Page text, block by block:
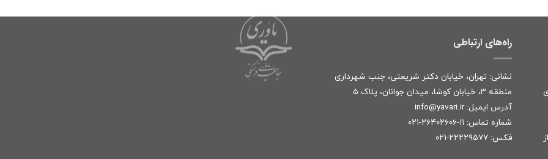
راه‌های ارتباطی
نشانی: تهران، خیابان دکتر شریعتی، جنب شهرداری
منطقه ۳، خیابان کوشا، میدان جوانان، پلاک ۵
آدرس ایمیل: info@yavari.ir
شماره تماس: ۱۱-۲۶۴۰۲۶۰۶-۰۲۱
فکس: ۲۲۲۲۹۵۷۷-۰۲۱